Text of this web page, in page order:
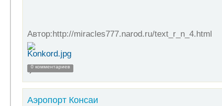
Автор:http://miracles777.narod.ru/text_r_n_4.html
0 комментариев
Аэропорт Консаи